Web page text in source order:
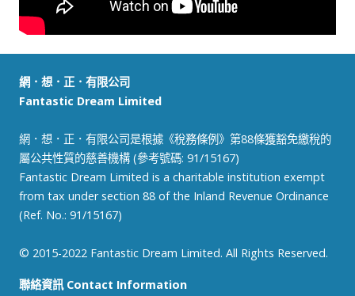
網．想．正．有限公司
Fantastic Dream Limited
網．想．正．有限公司是根據《稅務條例》第88條獲豁免繳稅的
屬公共性質的慈善機構 (參考號碼: 91/15167)
Fantastic Dream Limited is a charitable institution exempt
from tax under section 88 of the Inland Revenue Ordinance
(Ref. No.: 91/15167)
© 2015-2022 Fantastic Dream Limited. All Rights Reserved.
聯絡資訊 Contact Information